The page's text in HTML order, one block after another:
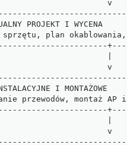
PROJEKT I
plan
I
przewodów, montaż AP